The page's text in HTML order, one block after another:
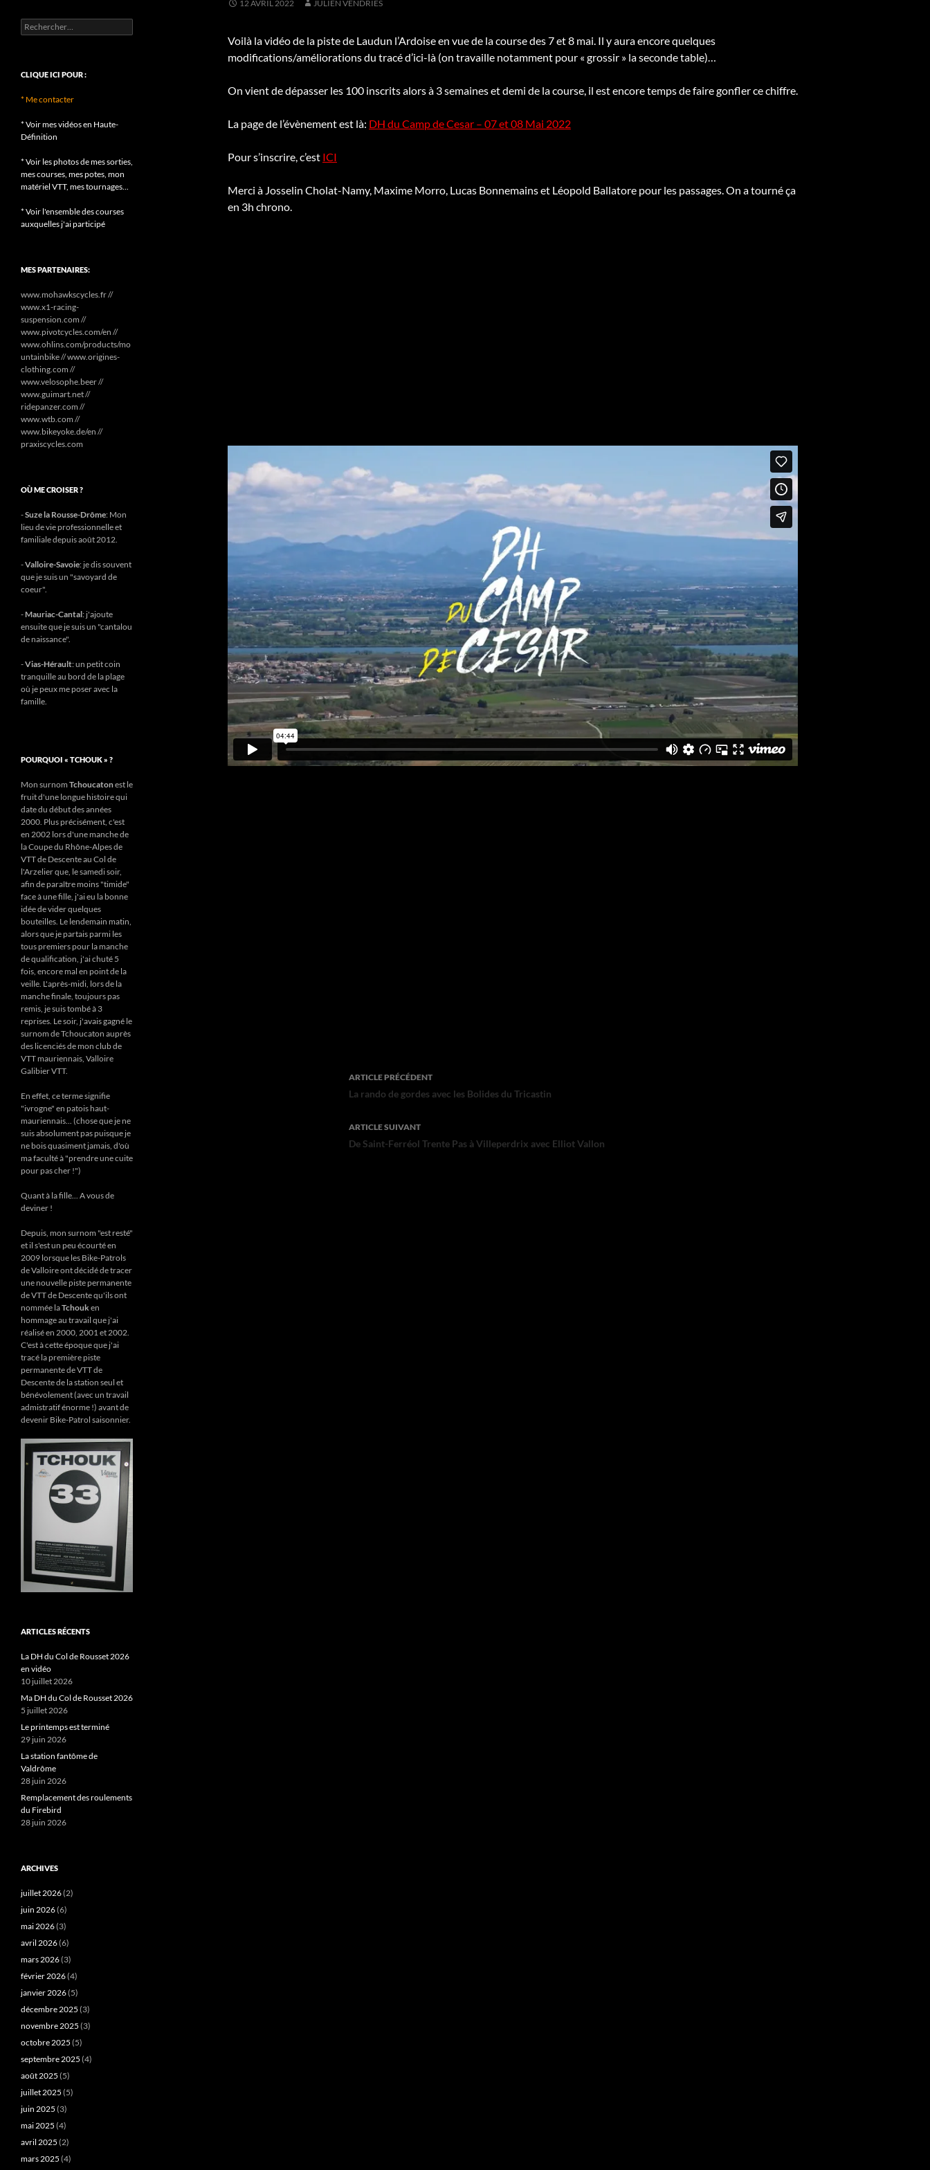
12 AVRIL 2022 JULIEN VENDRIES
Voilà la vidéo de la piste de Laudun l’Ardoise en vue de la course des 7 et 8 mai. Il y aura encore quelques
modifications/améliorations du tracé d’ici-là (on travaille notamment pour « grossir » la seconde table)…
On vient de dépasser les 100 inscrits alors à 3 semaines et demi de la course, il est encore temps de faire gonfler ce chiffre.
La page de l’évènement est là: DH du Camp de Cesar – 07 et 08 Mai 2022
Pour s’inscrire, c’est ICI
Merci à Josselin Cholat-Namy, Maxime Morro, Lucas Bonnemains et Léopold Ballatore pour les passages. On a tourné ça
en 3h chrono.
Navigation
des
articles
ARTICLE PRÉCÉDENT
La rando de gordes avec les Bolides du Tricastin
ARTICLE SUIVANT
De Saint-Ferréol Trente Pas à Villeperdrix avec Elliot Vallon
Rechercher :
CLIQUE ICI POUR :
* Me contacter
* Voir mes vidéos en Haute-
Définition
* Voir les photos de mes sorties,
mes courses, mes potes, mon
matériel VTT, mes tournages...
* Voir l'ensemble des courses
auxquelles j'ai participé
MES PARTENAIRES:
www.mohawkscycles.fr //
www.x1-racing-
suspension.com //
www.pivotcycles.com/en //
www.ohlins.com/products/mo
untainbike // www.origines-
clothing.com //
www.velosophe.beer //
www.guimart.net //
ridepanzer.com //
www.wtb.com //
www.bikeyoke.de/en //
praxiscycles.com
OÙ ME CROISER ?
-Suze la Rousse-Drôme: Mon
lieu de vie professionnelle et
familiale depuis août 2012.
-Valloire-Savoie: je dis souvent
que je suis un "savoyard de
coeur".
- Mauriac-Cantal: j'ajoute
ensuite que je suis un "cantalou
de naissance".
-Vias-Hérault: un petit coin
tranquille au bord de la plage
où je peux me poser avec la
famille.
POURQUOI « TCHOUK » ?
Mon surnom Tchoucatonest le
fruit d'une longue histoire qui
date du début des années
2000. Plus précisément, c'est
en 2002 lors d'une manche de
la Coupe du Rhône-Alpes de
VTT de Descente au Col de
l'Arzelier que, le samedi soir,
afin de paraître moins "timide"
face à une fille, j'ai eu la bonne
idée de vider quelques
bouteilles. Le lendemain matin,
alors que je partais parmi les
tous premiers pour la manche
de qualification, j'ai chuté 5
fois, encore mal en point de la
veille. L'après-midi, lors de la
manche finale, toujours pas
remis, je suis tombé à 3
reprises. Le soir, j'avais gagné le
surnom de Tchoucaton auprès
des licenciés de mon club de
VTT mauriennais, Valloire
Galibier VTT.
En effet, ce terme signifie
"ivrogne" en patois haut-
mauriennais... (chose que je ne
suis absolument pas puisque je
ne bois quasiment jamais, d'où
ma faculté à "prendre une cuite
pour pas cher !")
Quant à la fille... A vous de
deviner !
Depuis, mon surnom "est resté"
et il s'est un peu écourté en
2009 lorsque les Bike-Patrols
de Valloire ont décidé de tracer
une nouvelle piste permanente
de VTT de Descente qu'ils ont
nommée laTchouken
hommage au travail que j'ai
réalisé en 2000, 2001 et 2002.
C'est à cette époque que j'ai
tracé la première piste
permanente de VTT de
Descente de la station seul et
bénévolement (avec un travail
admistratif énorme !) avant de
devenir Bike-Patrol saisonnier.
ARTICLES RÉCENTS
La DH du Col de Rousset 2026
en vidéo
10 juillet 2026
Ma DH du Col de Rousset 2026
5 juillet 2026
Le printemps est terminé
29 juin 2026
La station fantôme de
Valdrôme
28 juin 2026
Remplacement des roulements
du Firebird
28 juin 2026
ARCHIVES
juillet 2026(2)
juin 2026(6)
mai 2026(3)
avril 2026(6)
mars 2026(3)
février 2026(4)
janvier 2026(5)
décembre 2025 (3)
novembre 2025 (3)
octobre 2025 (5)
septembre 2025 (4)
août 2025 (5)
juillet 2025 (5)
juin 2025 (3)
mai 2025 (4)
avril 2025 (2)
mars 2025 (4)